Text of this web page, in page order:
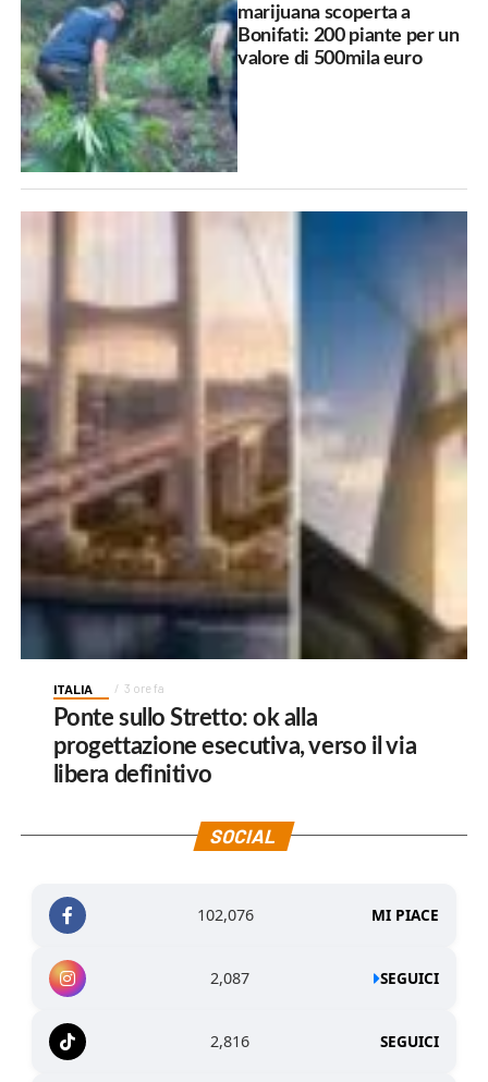
marijuana scoperta a
Bonifati: 200 piante per un
valore di 500mila euro
ITALIA 3 ore fa
Ponte sullo Stretto: ok alla
progettazione esecutiva, verso il via
libera definitivo
SOCIAL
102,076 MI PIACE
2,087 SEGUICI
2,816 SEGUICI